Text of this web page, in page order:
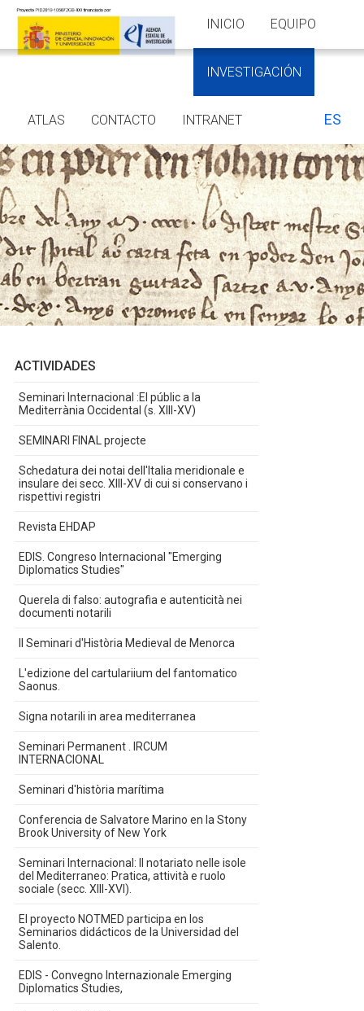
INICIO EQUIPO
INVESTIGACIÓN
ATLAS CONTACTO INTRANET ES
ACTIVIDADES
Seminari Internacional :El públic a la
Mediterrània Occidental (s. XIII-XV)
SEMINARI FINAL projecte
Schedatura dei notai dell'Italia meridionale e
insulare dei secc. XIII-XV di cui si conservano i
rispettivi registri
Revista EHDAP
EDIS. Congreso Internacional "Emerging
Diplomatics Studies"
Querela di falso: autografia e autenticità nei
documenti notarili
II Seminari d'Història Medieval de Menorca
L'edizione del cartulariium del fantomatico
Saonus.
Signa notarili in area mediterranea
Seminari Permanent . IRCUM
INTERNACIONAL
Seminari d'història marítima
Conferencia de Salvatore Marino en la Stony
Brook University of New York
Seminari Internacional: Il notariato nelle isole
del Mediterraneo: Pratica, attività e ruolo
sociale (secc. XIII-XVI).
El proyecto NOTMED participa en los
Seminarios didácticos de la Universidad del
Salento.
EDIS - Convegno Internazionale Emerging
Diplomatics Studies,